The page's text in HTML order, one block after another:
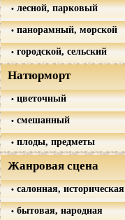
лесной, парковый
панорамный, морской
городской, сельский
Натюрморт
цветочный
смешанный
плоды, предметы
Жанровая сцена
салонная, историческая
бытовая, народная